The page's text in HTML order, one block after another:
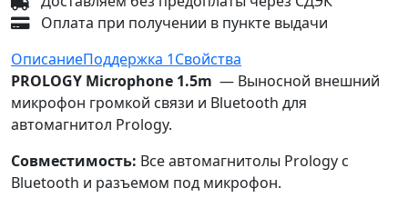
Оплата при получении в пункте выдачи
ОписаниеПоддержка 1Свойства
PROLOGY Microphone 1.5m — Выносной внешний
микрофон громкой связи и Bluetooth для
автомагнитол Prology.
Совместимость: Все автомагнитолы Prology с
Bluetooth и разъемом под микрофон.